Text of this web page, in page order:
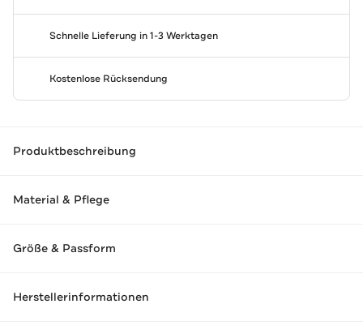
Schnelle Lieferung in 1-3 Werktagen
Kostenlose Rücksendung
Produktbeschreibung
Material & Pflege
Größe & Passform
Herstellerinformationen